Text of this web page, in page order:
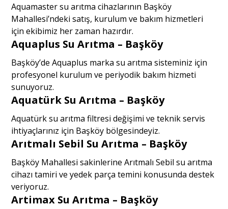
Aquamaster su arıtma cihazlarının Başköy
Mahallesi’ndeki satış, kurulum ve bakım hizmetleri
için ekibimiz her zaman hazırdır.
Aquaplus Su Arıtma – Başköy
Başköy’de Aquaplus marka su arıtma sisteminiz için
profesyonel kurulum ve periyodik bakım hizmeti
sunuyoruz.
Aquatürk Su Arıtma – Başköy
Aquatürk su arıtma filtresi değişimi ve teknik servis
ihtiyaçlarınız için Başköy bölgesindeyiz.
Arıtmalı Sebil Su Arıtma – Başköy
Başköy Mahallesi sakinlerine Arıtmalı Sebil su arıtma
cihazı tamiri ve yedek parça temini konusunda destek
veriyoruz.
Artimax Su Arıtma – Başköy